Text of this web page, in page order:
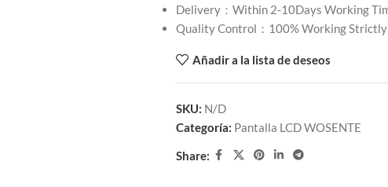
Delivery：Within 2-10Days Working
Quality Control：100% Working
Añadir a la lista de deseos
SKU: N/D
Categoría: Pantalla LCD WOSENTE
Share: